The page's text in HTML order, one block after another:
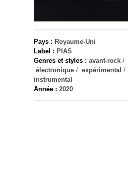
Pays : Royaume-Uni
Label : PIAS
Genres et styles : avant-rock /
électronique / expérimental /
instrumental
Année : 2020